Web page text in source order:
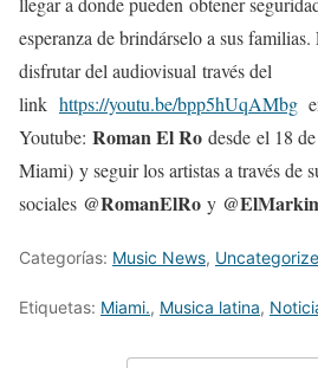
esperanza de brindárselo a sus
disfrutar del audiovisual través del
link https://youtu.be/bpp5hUqAMbg
Youtube: Roman El Ro desde el 18
Miami) y seguir los artistas a través de
sociales @RomanElRo y
Categorías: Music News,
Etiquetas: Miami., Musica latina,